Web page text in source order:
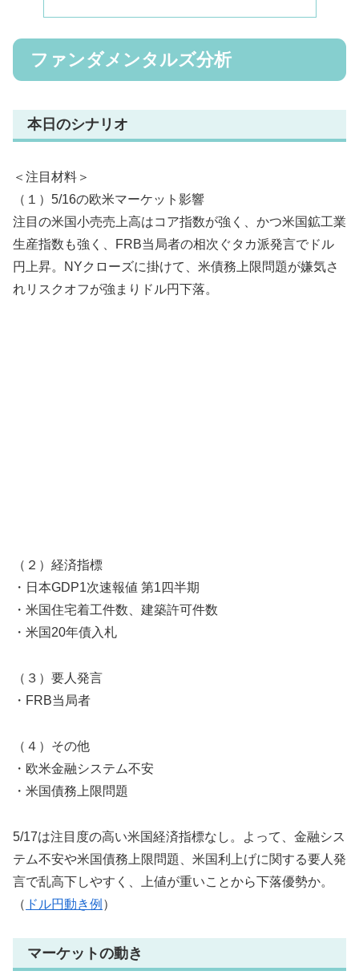
ファンダメンタルズ分析
本日のシナリオ
＜注目材料＞
（１）5/16の欧米マーケット影響
注目の米国小売売上高はコア指数が強く、かつ米国鉱工業
生産指数も強く、FRB当局者の相次ぐタカ派発言でドル
円上昇。NYクローズに掛けて、米債務上限問題が嫌気さ
れリスクオフが強まりドル円下落。
（２）経済指標
・日本GDP1次速報値 第1四半期
・米国住宅着工件数、建築許可件数
・米国20年債入札
（３）要人発言
・FRB当局者
（４）その他
・欧米金融システム不安
・米国債務上限問題
5/17は注目度の高い米国経済指標なし。よって、金融シス
テム不安や米国債務上限問題、米国利上げに関する要人発
言で乱高下しやすく、上値が重いことから下落優勢か。
（ ドル円動き例 ）
マーケットの動き